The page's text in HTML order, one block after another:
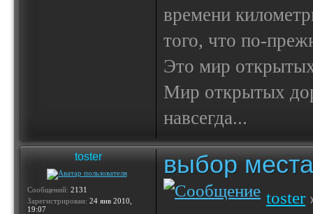
времени
того, что по-
Это мир
Мир открытых
навсегда...
toster
Сообщений: 2131
Зарегистрирован: 24 янв 2010,
19:07
выбор
toster